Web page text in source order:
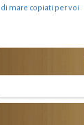
di mare copiati per voi